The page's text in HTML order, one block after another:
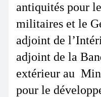
antiquités pour
militaires et le
adjoint de
adjoint de la
extérieur au
pour le